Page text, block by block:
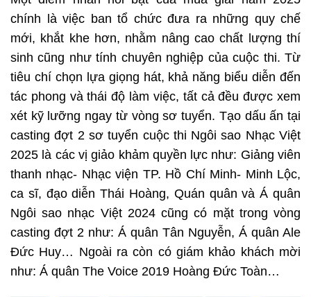
chính là việc ban tổ chức đưa ra những quy chế
mới, khắt khe hơn, nhằm nâng cao chất lượng thí
sinh cũng như tính chuyên nghiệp của cuộc thi. Từ
tiêu chí chọn lựa giọng hát, khả năng biểu diễn đến
tác phong và thái độ làm việc, tất cả đều được xem
xét kỹ lưỡng ngay từ vòng sơ tuyển. Tạo dấu ấn tại
casting đợt 2 sơ tuyển cuộc thi Ngôi sao Nhạc Việt
2025 là các vị giảo khảm quyền lực như: Giảng viên
thanh nhạc- Nhạc viện TP. Hồ Chí Minh- Minh Lộc,
ca sĩ, đạo diễn Thái Hoàng, Quán quân và Á quân
Ngôi sao nhạc Việt 2024 cũng có mặt trong vòng
casting đợt 2 như: Á quân Tân Nguyễn, Á quân Ale
Đức Huy… Ngoài ra còn có giám khảo khách mời
như: Á quân The Voice 2019 Hoàng Đức Toàn…